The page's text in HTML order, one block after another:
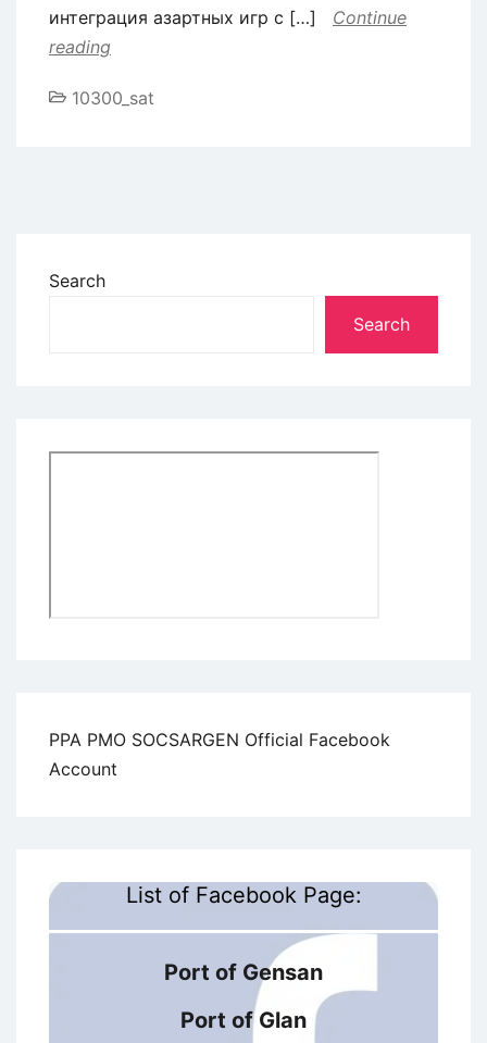
интеграция азартных игр с […]
Continue
reading
10300_sat
Search
Search
PPA PMO SOCSARGEN Official Facebook
Account
List of Facebook Page:
Port of Gensan
Port of Glan